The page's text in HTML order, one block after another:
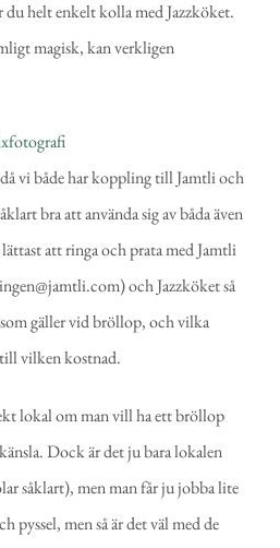
helt enkelt kolla med Jazzköket.
magisk, kan verkligen
vi både har koppling till Jamtli och
bra att använda sig av båda även
att ringa och prata med Jamtli
och Jazzköket så
gäller vid bröllop, och vilka
vilken kostnad.
lokal om man vill ha ett bröllop
Dock är det ju bara lokalen
såklart), men man får ju jobba lite
pyssel, men så är det väl med de